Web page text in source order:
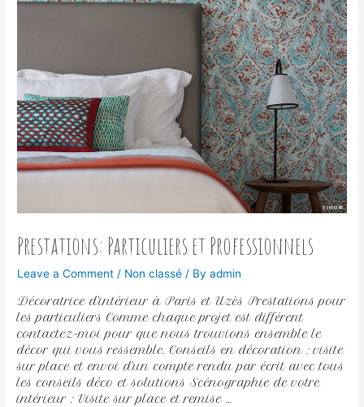
Prestations: Particuliers et Professionnels
Leave a Comment / Non classé / Byadmin
Décoratrice d’intérieur à Paris et Uzès Prestations pour
les particuliers Comme chaque projet est différent
contactez-moi pour que nous trouvions ensemble le
décor qui vous ressemble. Conseils en décoration : visite
sur place et envoi d’un compte rendu par écrit avec tous
les conseils déco et solutions Scénographie de votre
intérieur : Visite sur place et remise …